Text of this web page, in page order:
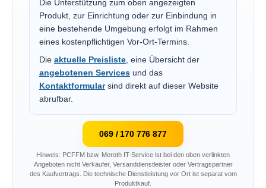
Die Unterstützung zum oben angezeigten
Produkt, zur Einrichtung oder zur Einbindung in
eine bestehende Umgebung erfolgt im Rahmen
eines kostenpflichtigen Vor-Ort-Termins.
Die aktuelle Preisliste, eine Übersicht der
angebotenen Services und das
Kontaktformularsind direkt auf dieser Website
abrufbar.
069 / 170 776 877
Hinweis: PCFFM bzw. Meroth IT-Service ist bei den oben verlinkten
Angeboten nicht Verkäufer, Versanddienstleister oder Vertragspartner
des Kaufvertrags. Die technische Dienstleistung vor Ort ist separat vom
Produktkauf.